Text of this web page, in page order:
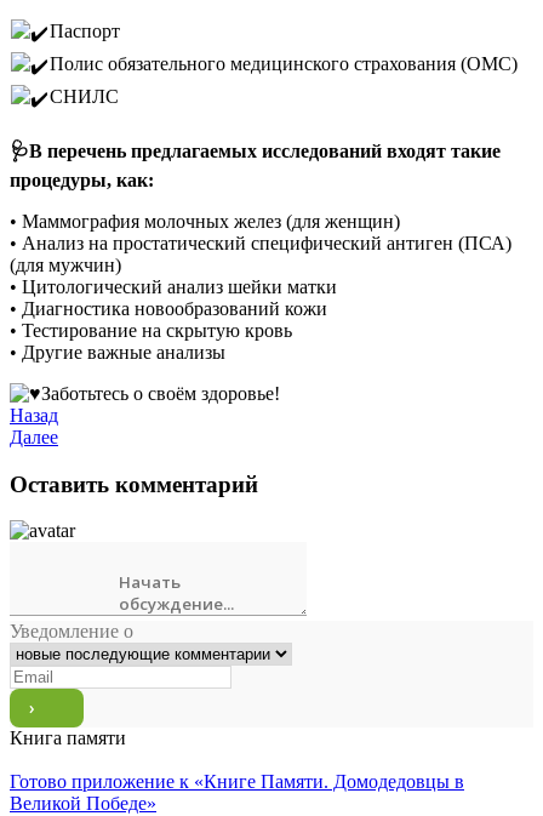
Паспорт
Полис обязательного медицинского страхования (ОМС)
СНИЛС
🩺В перечень предлагаемых исследований входят такие
процедуры, как:
• Маммография молочных желез (для женщин)
• Анализ на простатический специфический антиген (ПСА)
(для мужчин)
• Цитологический анализ шейки матки
• Диагностика новообразований кожи
• Тестирование на скрытую кровь
• Другие важные анализы
Заботьтесь о своём здоровье!
Назад
Далее
Оставить комментарий
Уведомление о
Книга памяти
Готово приложение к «Книге Памяти. Домодедовцы в
Великой Победе»